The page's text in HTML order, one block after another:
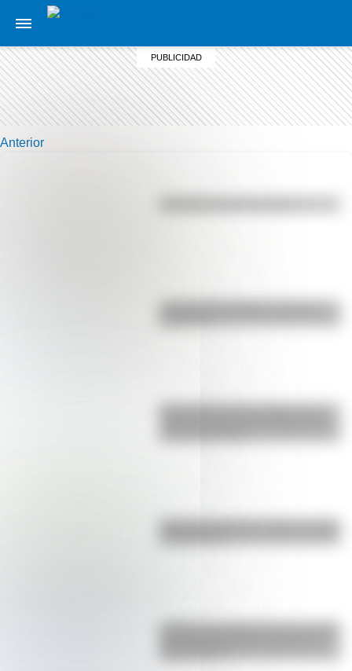
Anterior
Efemérides del 6 de agosto: tres
Bandera de Bolivia: historia, origen
¿Sabías que Argentina tuvo la torre